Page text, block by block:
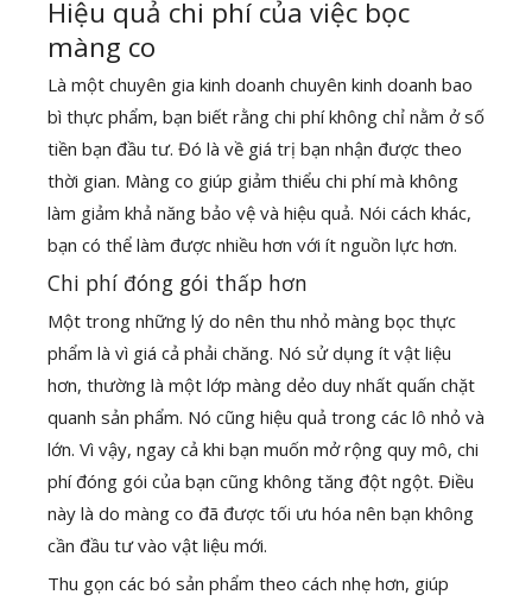
Hiệu quả chi phí của việc bọc
màng co
Là một chuyên gia kinh doanh chuyên kinh doanh bao
bì thực phẩm, bạn biết rằng chi phí không chỉ nằm ở số
tiền bạn đầu tư. Đó là về giá trị bạn nhận được theo
thời gian. Màng co giúp giảm thiểu chi phí mà không
làm giảm khả năng bảo vệ và hiệu quả. Nói cách khác,
bạn có thể làm được nhiều hơn với ít nguồn lực hơn.
Chi phí đóng gói thấp hơn
Một trong những lý do nên thu nhỏ màng bọc thực
phẩm là vì giá cả phải chăng. Nó sử dụng ít vật liệu
hơn, thường là một lớp màng dẻo duy nhất quấn chặt
quanh sản phẩm. Nó cũng hiệu quả trong các lô nhỏ và
lớn. Vì vậy, ngay cả khi bạn muốn mở rộng quy mô, chi
phí đóng gói của bạn cũng không tăng đột ngột. Điều
này là do màng co đã được tối ưu hóa nên bạn không
cần đầu tư vào vật liệu mới.
Thu gọn các bó sản phẩm theo cách nhẹ hơn, giúp